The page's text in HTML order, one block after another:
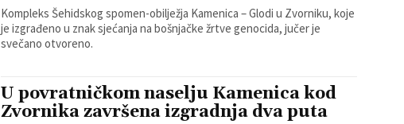
Kompleks Šehidskog spomen-obilježja Kamenica – Glodi u Zvorniku, koje
je izgrađeno u znak sjećanja na bošnjačke žrtve genocida, jučer je
svečano otvoreno.
U povratničkom naselju Kamenica kod
Zvornika završena izgradnja dva puta